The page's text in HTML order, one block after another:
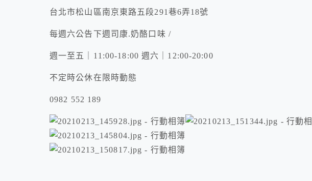
台北市松山區南京東路五段291巷6弄18號
每週六公告下週司康.奶酪口味 /
週一至五｜11:00-18:00 週六｜12:00-20:00
不定時公休在限時動態
0982 552 189